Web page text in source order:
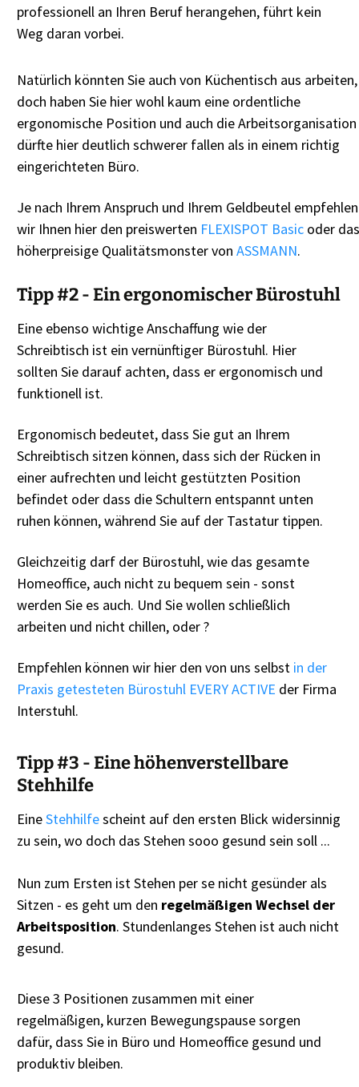
professionell an Ihren Beruf herangehen, führt kein
Weg daran vorbei.
Natürlich könnten Sie auch von Küchentisch aus arbeiten,
doch haben Sie hier wohl kaum eine ordentliche
ergonomische Position und auch die Arbeitsorganisation
dürfte hier deutlich schwerer fallen als in einem richtig
eingerichteten Büro.
Je nach Ihrem Anspruch und Ihrem Geldbeutel empfehlen
wir Ihnen hier den preiswerten FLEXISPOT Basic oder das
höherpreisige Qualitätsmonster von ASSMANN.
Tipp #2 - Ein ergonomischer Bürostuhl
Eine ebenso wichtige Anschaffung wie der
Schreibtisch ist ein vernünftiger Bürostuhl. Hier
sollten Sie darauf achten, dass er ergonomisch und
funktionell ist.
Ergonomisch bedeutet, dass Sie gut an Ihrem
Schreibtisch sitzen können, dass sich der Rücken in
einer aufrechten und leicht gestützten Position
befindet oder dass die Schultern entspannt unten
ruhen können, während Sie auf der Tastatur tippen.
Gleichzeitig darf der Bürostuhl, wie das gesamte
Homeoffice, auch nicht zu bequem sein - sonst
werden Sie es auch. Und Sie wollen schließlich
arbeiten und nicht chillen, oder ?
Empfehlen können wir hier den von uns selbst in der
Praxis getesteten Bürostuhl EVERY ACTIVE der Firma
Interstuhl.
Tipp #3 - Eine höhenverstellbare
Stehhilfe
EineStehhilfescheint auf den ersten Blick widersinnig
zu sein, wo doch das Stehen sooo gesund sein soll ...
Nun zum Ersten ist Stehen per se nicht gesünder als
Sitzen - es geht um den regelmäßigen Wechsel der
Arbeitsposition. Stundenlanges Stehen ist auch nicht
gesund.
Diese 3 Positionen zusammen mit einer
regelmäßigen, kurzen Bewegungspause sorgen
dafür, dass Sie in Büro und Homeoffice gesund und
produktiv bleiben.